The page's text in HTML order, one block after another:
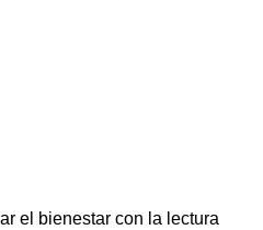
el bienestar con la lectura